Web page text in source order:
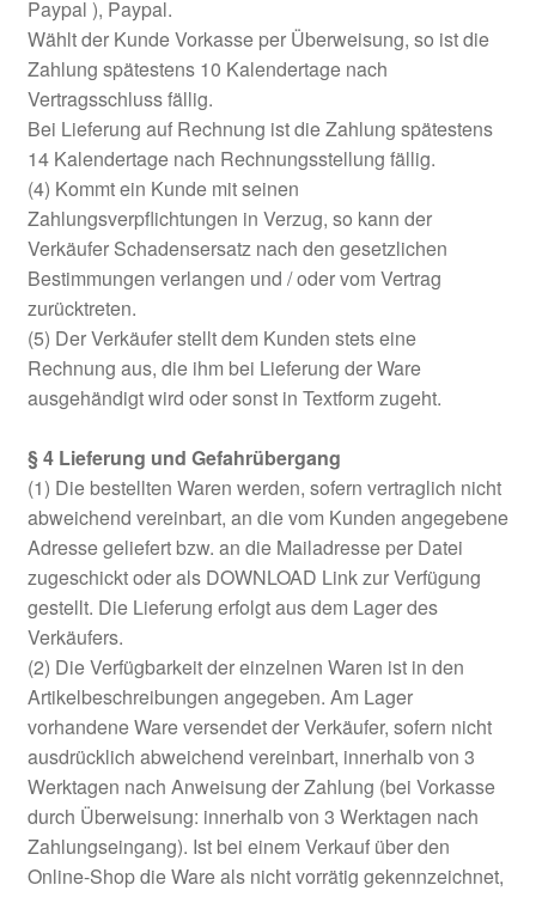
Paypal ), Paypal.
Wählt der Kunde Vorkasse per Überweisung, so ist die
Zahlung spätestens 10 Kalendertage nach
Vertragsschluss fällig.
Bei Lieferung auf Rechnung ist die Zahlung spätestens
14 Kalendertage nach Rechnungsstellung fällig.
(4) Kommt ein Kunde mit seinen
Zahlungsverpflichtungen in Verzug, so kann der
Verkäufer Schadensersatz nach den gesetzlichen
Bestimmungen verlangen und / oder vom Vertrag
zurücktreten.
(5) Der Verkäufer stellt dem Kunden stets eine
Rechnung aus, die ihm bei Lieferung der Ware
ausgehändigt wird oder sonst in Textform zugeht.
§ 4 Lieferung und Gefahrübergang
(1) Die bestellten Waren werden, sofern vertraglich nicht
abweichend vereinbart, an die vom Kunden angegebene
Adresse geliefert bzw. an die Mailadresse per Datei
zugeschickt oder als DOWNLOAD Link zur Verfügung
gestellt. Die Lieferung erfolgt aus dem Lager des
Verkäufers.
(2) Die Verfügbarkeit der einzelnen Waren ist in den
Artikelbeschreibungen angegeben. Am Lager
vorhandene Ware versendet der Verkäufer, sofern nicht
ausdrücklich abweichend vereinbart, innerhalb von 3
Werktagen nach Anweisung der Zahlung (bei Vorkasse
durch Überweisung: innerhalb von 3 Werktagen nach
Zahlungseingang). Ist bei einem Verkauf über den
Online-Shop die Ware als nicht vorrätig gekennzeichnet,